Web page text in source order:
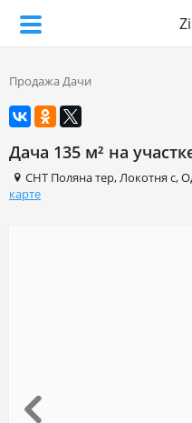
Продажа Дачи
Дача 135 м² на
СНТ Поляна тер,Локотня с,
карте